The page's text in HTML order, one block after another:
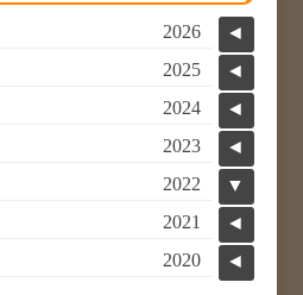
◄
2026
◄
2025
◄
2024
◄
2023
▼
2022
◄
2021
◄
2020